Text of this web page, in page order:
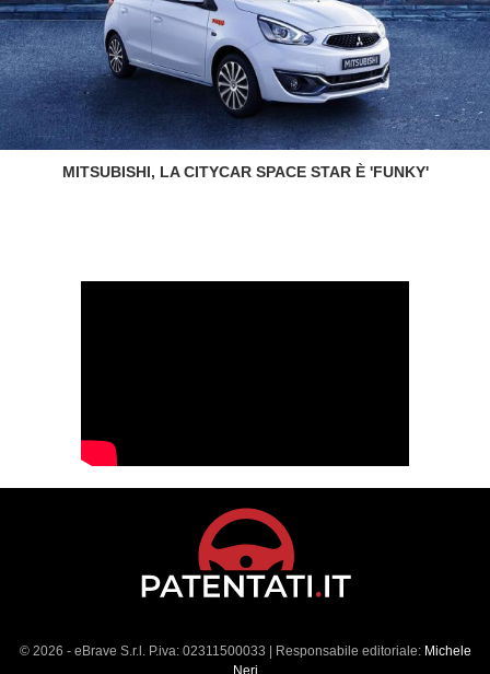
MITSUBISHI, LA CITYCAR SPACE STAR È 'FUNKY'
© 2026 - eBrave S.r.l. P.iva: 02311500033 | Responsabile editoriale: Michele
Neri